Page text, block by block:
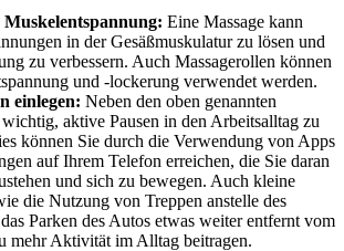
Muskelentspannung: Eine Massage kann
in der Gesäßmuskulatur zu lösen und
zu verbessern. Auch Massagerollen können
und -lockerung verwendet werden.
einlegen: Neben den oben genannten
aktive Pausen in den Arbeitsalltag zu
können Sie durch die Verwendung von Apps
auf Ihrem Telefon erreichen, die Sie daran
und sich zu bewegen. Auch kleine
die Nutzung von Treppen anstelle des
Parken des Autos etwas weiter entfernt vom
mehr Aktivität im Alltag beitragen.